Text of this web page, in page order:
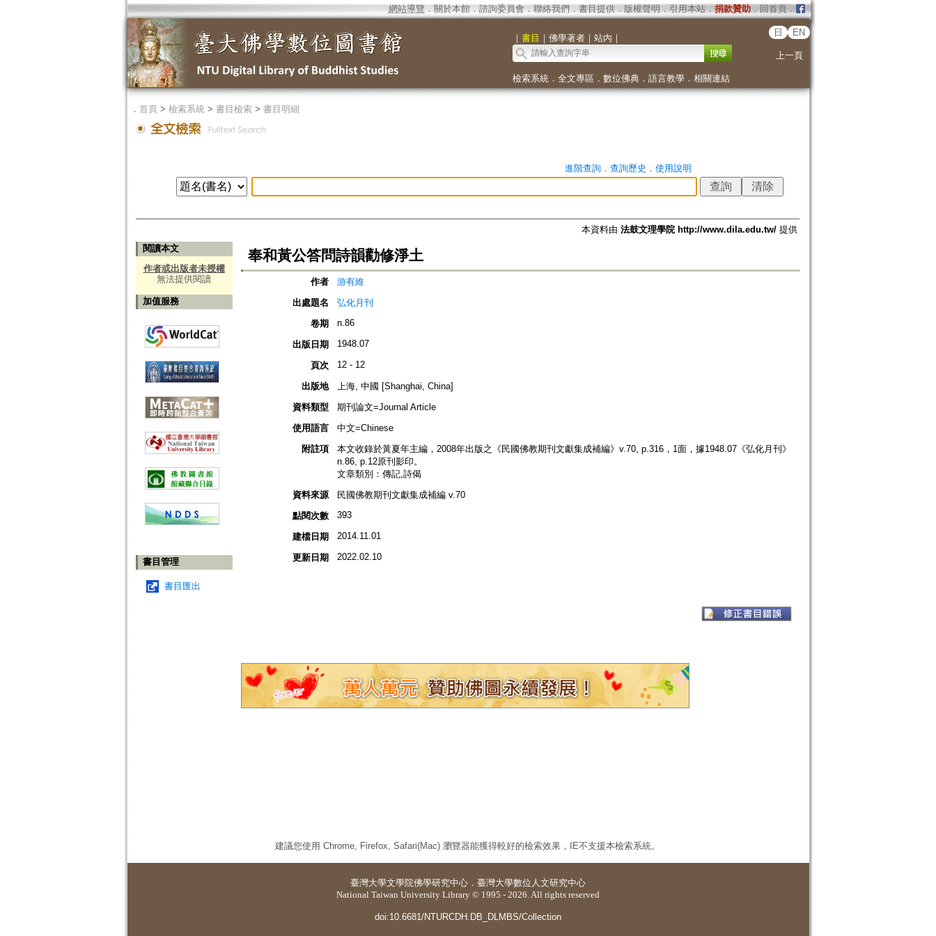
網站導覽 ． 關於本館． 諮詢委員會． 聯絡我們 ． 書目提供． 版權聲明 ． 引用本站． 捐款贊助．回首頁．
｜ 書目 ｜ 佛學著者｜ 站內 ｜
日 EN
上一頁
檢索系統． 全文專區 ． 數位佛典． 語言教學． 相關連結
． 首頁> 檢索系統> 書目檢索> 書目明細
進階查詢． 查詢歷史 ． 使用說明
本資料由 法鼓文理學院 http://www.dila.edu.tw/提供
閱讀本文
作者或出版者未授權
無法提供閱讀
加值服務
書目管理
書目匯出
奉和黃公答問詩韻勸修淨土
作者
游有維
出處題名
弘化月刊
卷期
n.86
出版日期 1948.07
頁次 12 - 12
出版地
上海, 中國 [Shanghai, China]
資料類型
期刊論文=Journal Article
使用語言
中文=Chinese
附註項
本文收錄於黃夏年主編，2008年出版之《民國佛教期刊文獻集成補編》v.70, p.316，1面，據1948.07《弘化月刊》
n.86, p.12原刊影印。
文章類別：傳記,詩偈
資料來源
民國佛教期刊文獻集成補編 v.70
點閱次數
393
建檔日期 2014.11.01
更新日期 2022.02.10
建議您使用 Chrome, Firefox, Safari(Mac) 瀏覽器能獲得較好的檢索效果，IE不支援本檢索系統。
臺灣大學文學院佛學研究中心 ． 臺灣大學數位人文研究中心
National Taiwan University Library © 1995 - 2026. All rights reserved
doi:10.6681/NTURCDH.DB_DLMBS/Collection